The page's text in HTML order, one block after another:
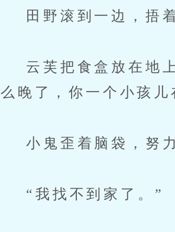
田野滚到一边，捂着
云芙把食盒放在地上
么晚了，你一个小孩
小鬼歪着脑袋，努力
“我找不到家了。”